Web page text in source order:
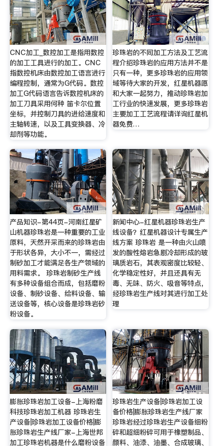
CNC加工_数控加工是指用数控
的加工工具进行的加工。CNC
指数控机床由数控加工语言进行
编程控制，通常为G代码。数控
加工G代码语言告诉数控机床的
加工刀具采用何种 笛卡尔位置
坐标，并控制刀具的进给速度和
主轴转速，以及工具变换器、冷
却剂等功能。
珍珠岩的不同加工方法及工艺流
程介绍珍珠岩的应用方法并不是
只有一种，更多珍珠岩的应用领
域等待大家的开发，红星机器愿
和大家一起努力，推动珍珠岩加
工行业的快速发展，更多珍珠岩
主要加工工艺流程请详询红星机
器免费…
产品知识-第44页-河南红星矿
山机器珍珠岩是一种重要的工业
原料，天然开采而来的珍珠岩由
于形状各异，大小不一，需经过
制砂加工才能满足各生产领域的
用料需求。 珍珠岩制砂生产线
有多种设备组合而成，包括磨粉
设备、制砂设备、给料设备、输
送设备等，核心设备是珍珠岩砂
粉设备。
新闻中心-红星机器珍珠岩生产
线设备？红星机器设计专属生产
线方案 珍珠岩 是一种由火山喷
发的酸性熔岩急剧冷却形成的玻
璃质岩石，其表观密度比较轻、
化学稳定性好，并且还具有无
毒、无味、防火、吸音等特点，
经珍珠岩生产线对其进行加工处
理
膨胀珍珠岩加工设备-上海粉磨
科技珍珠岩加工机器 珍珠岩生
产设备|珍珠岩加工设备价格|膨
胀珍珠岩生产线厂家-上海世邦
加工珍珠岩机器是什么磨粉设备
珍珠岩生产设备|珍珠岩加工设
备价格|膨胀珍珠岩生产线厂家
珍珠岩经过珍珠岩生产设备细粉
碎和超细粉碎可用于橡塑制品、
颜料、油漆、油墨、合成玻璃、